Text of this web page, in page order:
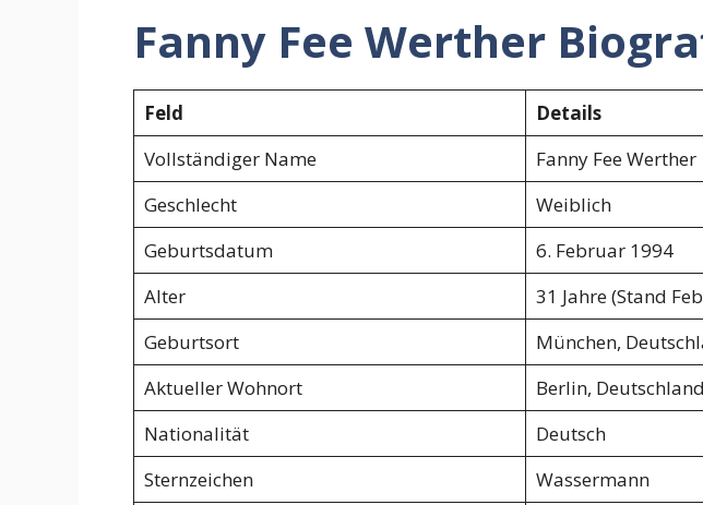
Fanny Fee Werther
Feld
Details
Vollständiger Name
Fanny Fee Werther
Geschlecht
Weiblich
Geburtsdatum
6. Februar 1994
Alter
31 Jahre (Stand
Geburtsort
München,
Aktueller Wohnort
Berlin, Deutschland
Nationalität
Deutsch
Sternzeichen
Wassermann